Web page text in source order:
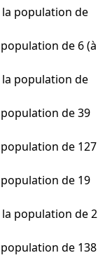
population de
de 6 (à
population de
de 39
de 127
de 19
population de 2
de 138